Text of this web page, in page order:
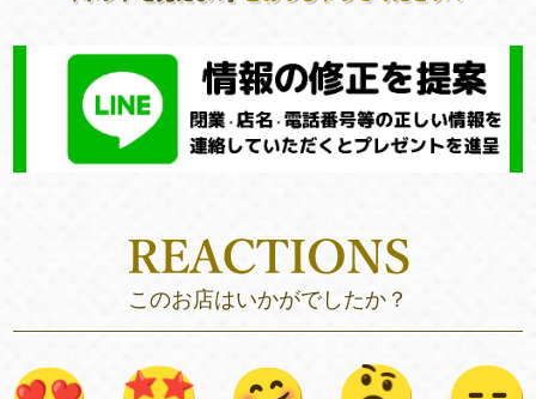
このお店はいかがでしたか？